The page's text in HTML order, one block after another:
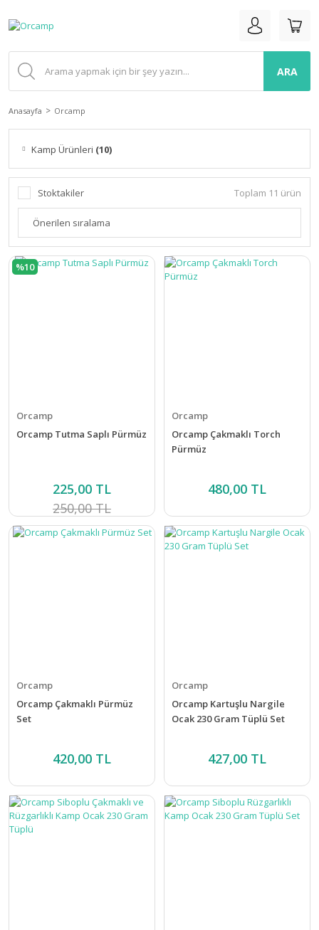
ARA
Anasayfa Orcamp
Kamp Ürünleri (10)
Stoktakiler Toplam 11 ürün
%10
Orcamp
Orcamp Tutma Saplı Pürmüz
225,00 TL
250,00 TL
Orcamp
Orcamp Çakmaklı Torch
Pürmüz
480,00 TL
Orcamp
Orcamp Çakmaklı Pürmüz
Set
420,00 TL
Orcamp
Orcamp Kartuşlu Nargile
Ocak 230 Gram Tüplü Set
427,00 TL